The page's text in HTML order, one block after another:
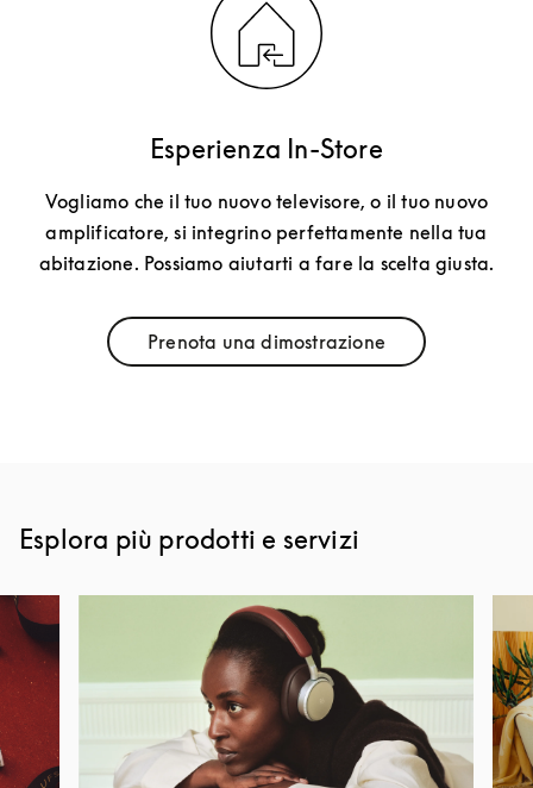
Esperienza In-Store
Vogliamo che il tuo nuovo televisore, o il tuo nuovo
amplificatore, si integrino perfettamente nella tua
abitazione. Possiamo aiutarti a fare la scelta giusta.
Prenota una dimostrazione
Link Opens in New Tab
Esplora più prodotti e servizi